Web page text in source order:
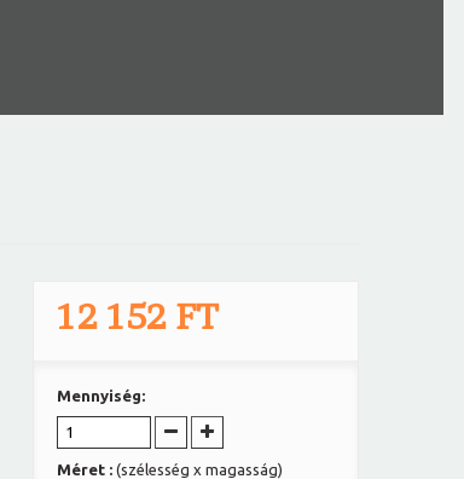
12 152 FT
Mennyiség:
Méret : (szélesség x magasság)